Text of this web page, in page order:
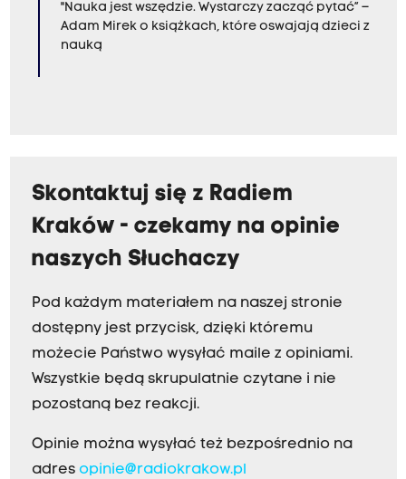
"Nauka jest wszędzie. Wystarczy zacząć pytać” –
Adam Mirek o książkach, które oswajają dzieci z
nauką
Skontaktuj się z Radiem
Kraków - czekamy na opinie
naszych Słuchaczy
Pod każdym materiałem na naszej stronie
dostępny jest przycisk, dzięki któremu
możecie Państwo wysyłać maile z opiniami.
Wszystkie będą skrupulatnie czytane i nie
pozostaną bez reakcji.
Opinie można wysyłać też bezpośrednio na
adres opinie@radiokrakow.pl